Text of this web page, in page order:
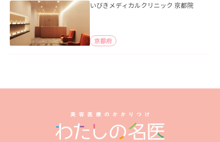
いびきメディカルクリニック 京都院
京都府